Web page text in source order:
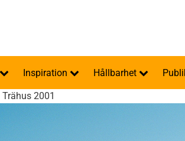
Inspiration Hållbarhet
Trähus 2001